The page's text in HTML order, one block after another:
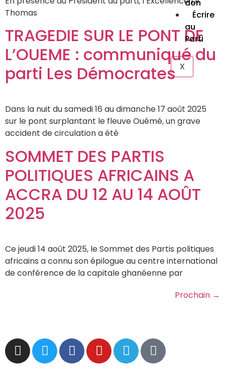
don
Écrire
au
Parti
X
Thomas
TRAGEDIE SUR LE PONT DE
L’OUEME : communiqué du
parti Les Démocrates
Dans la nuit du samedi 16 au dimanche 17 août 2025
sur le pont surplantant le fleuve Ouémé, un grave
accident de circulation a été
SOMMET DES PARTIS
POLITIQUES AFRICAINS A
ACCRA DU 12 AU 14 AOÛT
2025
Ce jeudi 14 août 2025, le Sommet des Partis politiques
africains a connu son épilogue au centre international
de conférence de la capitale ghanéenne par
Prochain →